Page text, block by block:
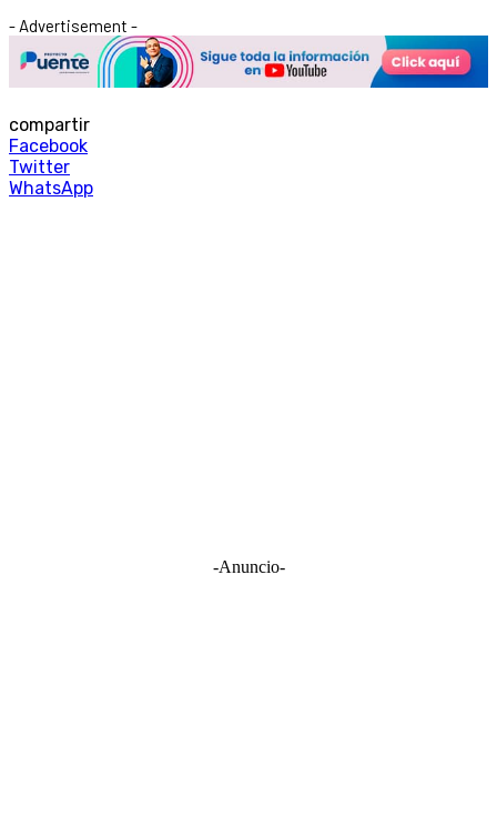
- Advertisement -
compartir
Facebook
Twitter
WhatsApp
-Anuncio-